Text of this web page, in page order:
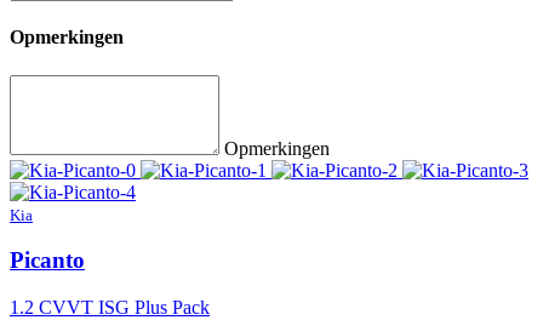
Opmerkingen
Opmerkingen
Kia
Picanto
1.2 CVVT ISG Plus Pack